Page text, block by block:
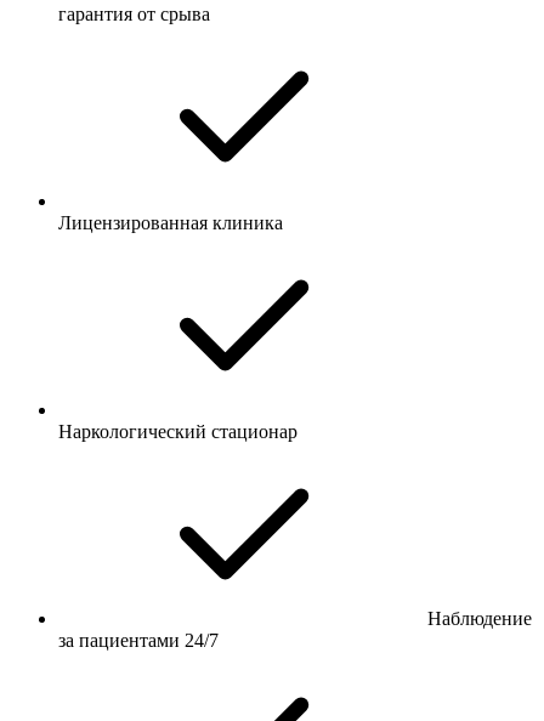
гарантия от срыва
Лицензированная клиника
Наркологический стационар
Наблюдение
за пациентами 24/7